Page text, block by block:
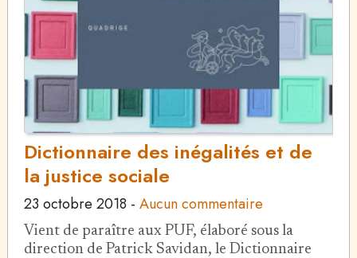
Dictionnaire des inégalités et de
la justice sociale
23 octobre 2018 - Aucun commentaire
Vient de paraître aux PUF, élaboré sous la
direction de Patrick Savidan, le Dictionnaire